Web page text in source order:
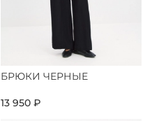
БРЮКИ ЧЕРНЫЕ
13 950 ₽